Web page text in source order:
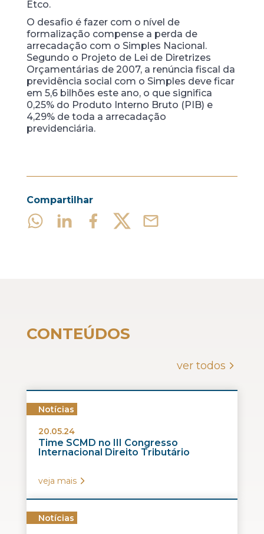
Etco.
O desafio é fazer com o nível de
formalização compense a perda de
arrecadação com o Simples Nacional.
Segundo o Projeto de Lei de Diretrizes
Orçamentárias de 2007, a renúncia fiscal da
previdência social com o Simples deve ficar
em 5,6 bilhões este ano, o que significa
0,25% do Produto Interno Bruto (PIB) e
4,29% de toda a arrecadação
previdenciária.
Compartilhar
CONTEÚDOS
ver todos
Notícias
20.05.24
Time SCMD no III Congresso
Internacional Direito Tributário
veja mais
Notícias